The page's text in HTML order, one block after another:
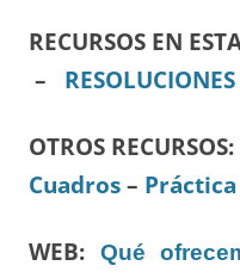
RECURSOS EN
– RESOLUCIONES
OTROS RECURSOS:
Cuadros – Práctica
WEB: Qué